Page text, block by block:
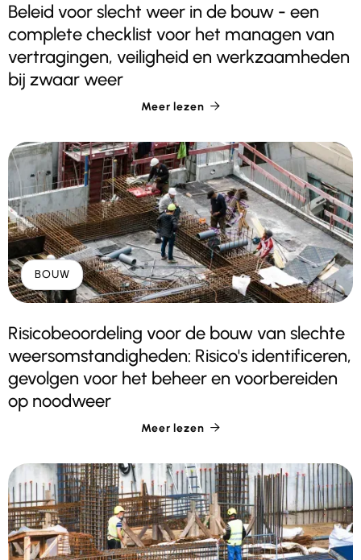
Beleid voor slecht weer in de bouw - een
complete checklist voor het managen van
vertragingen, veiligheid en werkzaamheden
bij zwaar weer
Meer lezen 
BOUW
Risicobeoordeling voor de bouw van slechte
weersomstandigheden: Risico's identificeren,
gevolgen voor het beheer en voorbereiden
op noodweer
Meer lezen 